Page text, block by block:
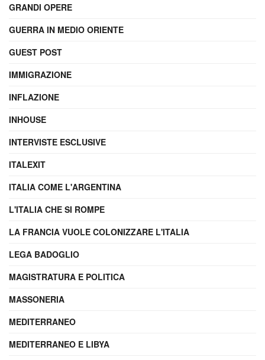
GRANDI OPERE
GUERRA IN MEDIO ORIENTE
GUEST POST
IMMIGRAZIONE
INFLAZIONE
INHOUSE
INTERVISTE ESCLUSIVE
ITALEXIT
ITALIA COME L'ARGENTINA
L'ITALIA CHE SI ROMPE
LA FRANCIA VUOLE COLONIZZARE L'ITALIA
LEGA BADOGLIO
MAGISTRATURA E POLITICA
MASSONERIA
MEDITERRANEO
MEDITERRANEO E LIBYA